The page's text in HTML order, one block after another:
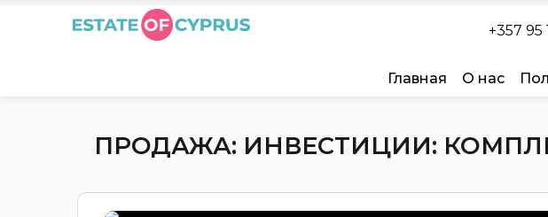
+357 95
Главная О нас
ПРОДАЖА: ИНВЕСТИЦИИ: